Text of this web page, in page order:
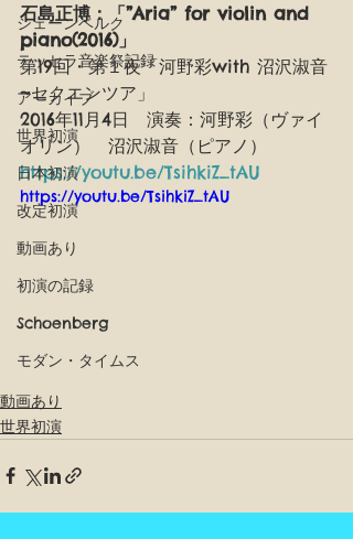
シェーンベルク
テッセラ音楽祭記録
アーカイブ
世界初演
日本初演
改定初演
動画あり
初演の記録
Schoenberg
モダン・タイムス
石島正博：「”Aria” for violin and
piano(2016)」
第19回・第１夜「河野彩with 沼沢淑音
~セクエンツア」
2016年11月4日　演奏：河野彩（ヴァイ
オリン）　沼沢淑音（ピアノ）
https://youtu.be/TsihkiZ_tAU
https://youtu.be/TsihkiZ_tAU
動画あり
世界初演